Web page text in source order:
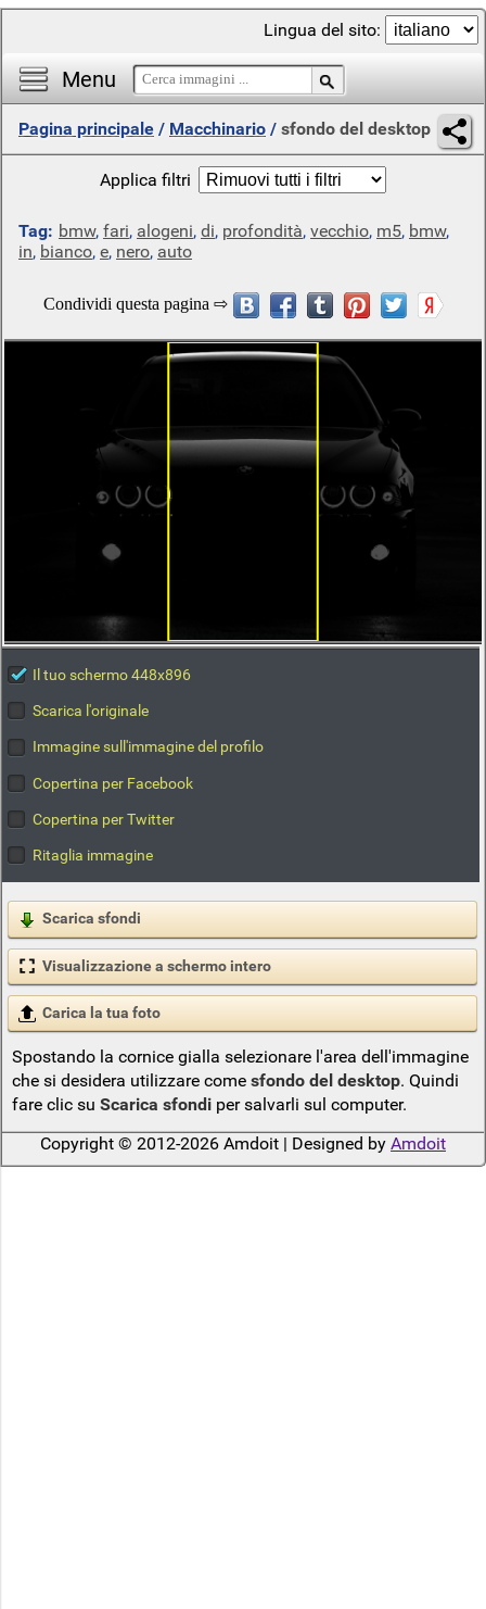
Menu
Lingua del sito:
Pagina principale / Macchinario / sfondo del desktop
Applica filtri
Tag: bmw, fari, alogeni, di, profondità, vecchio, m5, bmw,
in, bianco, e, nero, auto
Il tuo schermo 448x896
Scarica l'originale
Immagine sull'immagine del profilo
Copertina per Facebook
Copertina per Twitter
Ritaglia immagine
Scarica sfondi
Visualizzazione a schermo intero
Carica la tua foto
Spostando la cornice gialla selezionare l'area dell'immagine
che si desidera utilizzare come sfondo del desktop. Quindi
fare clic su Scarica sfondiper salvarli sul computer.
Copyright © 2012-2026 Amdoit | Designed by Amdoit